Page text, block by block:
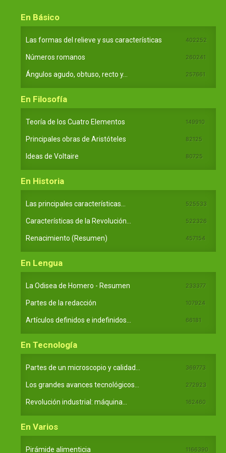
En Básico
Las formas del relieve y sus características 402252
Números romanos 260241
Ángulos agudo, obtuso, recto y... 257661
En Filosofía
Teoría de los Cuatro Elementos 149910
Principales obras de Aristóteles 82125
Ideas de Voltaire 80725
En Historia
Las principales características... 525533
Características de la Revolución... 522326
Renacimiento (Resumen) 457154
En Lengua
La Odisea de Homero - Resumen 233377
Partes de la redacción 107924
Artículos definidos e indefinidos... 66181
En Tecnología
Partes de un microscopio y calidad... 369773
Los grandes avances tecnológicos... 272923
Revolución industrial: máquina... 162460
En Varios
Pirámide alimenticia 1166390